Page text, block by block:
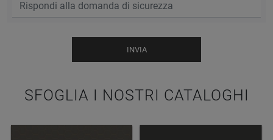
SFOGLIA I NOSTRI CATALOGHI
INVIA